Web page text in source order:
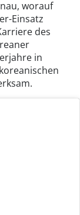
worauf
Einsatz
des
in